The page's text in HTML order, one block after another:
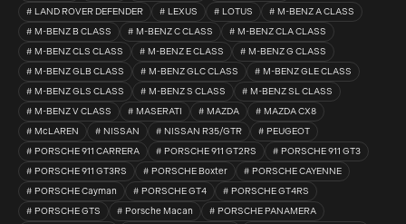
LAND ROVER DEFENDER
LEXUS LOTUS
M-BENZ A CLASS
M-BENZ B CLASS
M-BENZ C CLASS
M-BENZ CLA CLASS
M-BENZ CLS CLASS
M-BENZ E CLASS
M-BENZ G CLASS
M-BENZ GLB CLASS
M-BENZ GLC CLASS
M-BENZ GLE CLASS
M-BENZ GLS CLASS
M-BENZ S CLASS
M-BENZ SL CLASS
M-BENZ V CLASS
MASERATI MAZDA
MAZDA CX8
McLAREN
NISSAN NISSAN R35/GTR
PEUGEOT
PORSCHE 911 CARRERA
PORSCHE 911 GT2RS
PORSCHE 911 GT3
PORSCHE 911 GT3RS
PORSCHE Boxter
PORSCHE CAYENNE
PORSCHE Cayman
PORSCHE GT4
PORSCHE GT4RS
PORSCHE GTS
Porsche Macan
PORSCHE PANAMERA